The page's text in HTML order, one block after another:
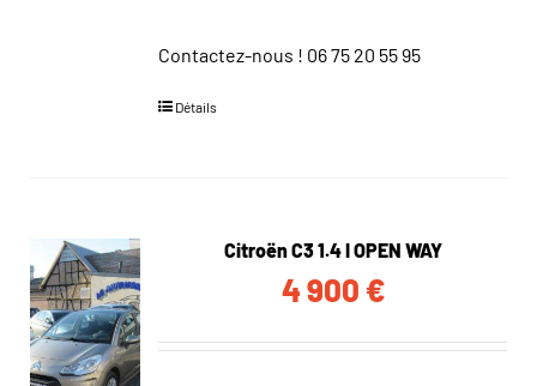
Contactez-nous ! 06 75 20 55 95
Détails
Citroën C3 1.4 I OPEN WAY
4 900 €